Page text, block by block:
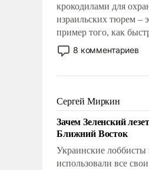
крокодилами для
израильских тюрем –
пример того, как
двигаемся по пути
революционных
псевдонаучной
стало всерьез
идеей.
8 комментариев
Сергей Миркин
Зачем Зеленский
Ближний Восток
Украинские
использовали все свои